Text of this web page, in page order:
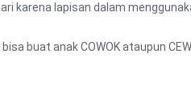
karena lapisan dalam
buat anak COWOK ataupun